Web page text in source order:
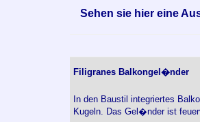
Sehen sie hier eine
Filigranes Balkongel�nder
In den Baustil integriertes
Kugeln. Das Gel�nder ist